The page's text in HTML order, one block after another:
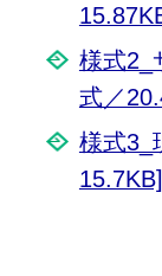
様式2_
式／
様式3_
15.7KB]